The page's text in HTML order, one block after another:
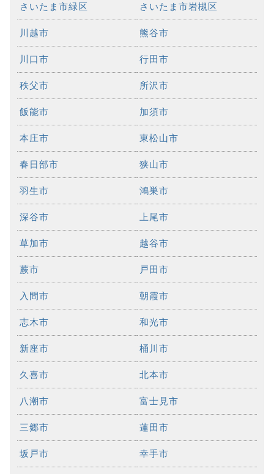
さいたま市緑区 さいたま市岩槻区
川越市 熊谷市
川口市 行田市
秩父市 所沢市
飯能市 加須市
本庄市 東松山市
春日部市 狭山市
羽生市 鴻巣市
深谷市 上尾市
草加市 越谷市
蕨市 戸田市
入間市 朝霞市
志木市 和光市
新座市 桶川市
久喜市 北本市
八潮市 富士見市
三郷市 蓮田市
坂戸市 幸手市